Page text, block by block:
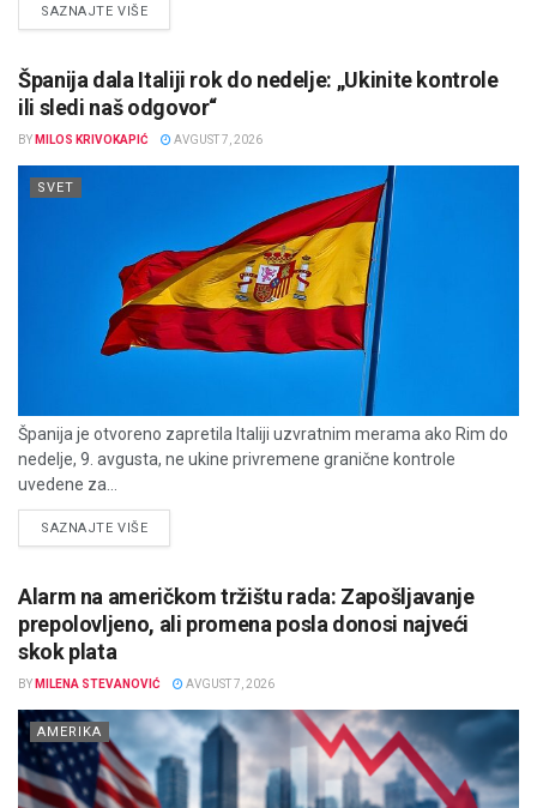
SAZNAJTE VIŠEDETAILS
Španija dala Italiji rok do nedelje: „Ukinite kontrole
ili sledi naš odgovor“
BY MILOS KRIVOKAPIĆ AVGUST 7, 2026
SVET
Španija je otvoreno zapretila Italiji uzvratnim merama ako Rim do
nedelje, 9. avgusta, ne ukine privremene granične kontrole
uvedene za...
SAZNAJTE VIŠEDETAILS
Alarm na američkom tržištu rada: Zapošljavanje
prepolovljeno, ali promena posla donosi najveći
skok plata
BY MILENA STEVANOVIĆ AVGUST 7, 2026
AMERIKA